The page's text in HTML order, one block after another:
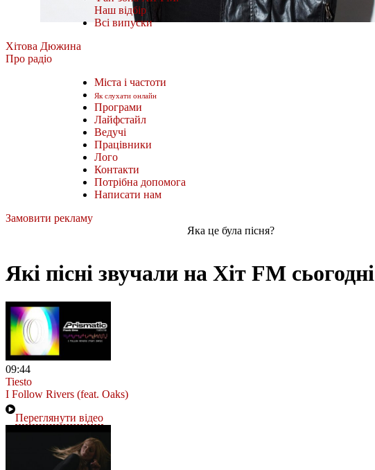
Наш відбір
Всі випуски
Хітова Дюжина
Про радіо
Міста і частоти
Як слухати онлайн
Програми
Лайфстайл
Ведучі
Працівники
Лого
Контакти
Потрібна допомога
Написати нам
Замовити рекламу
Яка це була пісня?
Які пісні звучали на Хіт FM сьогодні
09:44
Tiesto
I Follow Rivers (feat. Oaks)
Переглянути відео